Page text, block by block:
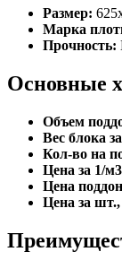
Размер:
Марка
Прочность:
Основные
Объем
Вес блока
Кол-во на
Цена за 1/
Цена
Цена за шт.,